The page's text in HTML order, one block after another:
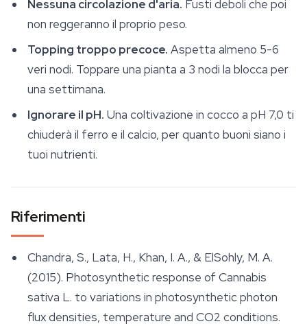
Nessuna circolazione d'aria. Fusti deboli che poi
non reggeranno il proprio peso.
Topping troppo precoce. Aspetta almeno 5-6
veri nodi. Toppare una pianta a 3 nodi la blocca per
una settimana.
Ignorare il pH. Una coltivazione in cocco a pH 7,0 ti
chiuderà il ferro e il calcio, per quanto buoni siano i
tuoi nutrienti.
Riferimenti
Chandra, S., Lata, H., Khan, I. A., & ElSohly, M. A.
(2015). Photosynthetic response of Cannabis
sativa L. to variations in photosynthetic photon
flux densities, temperature and CO2 conditions.